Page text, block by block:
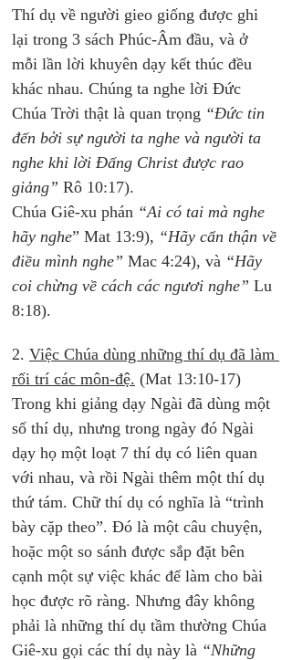
Thí dụ về người gieo giống được ghi
lại trong 3 sách Phúc-Âm đầu, và ở
mỗi lần lời khuyên dạy kết thúc đều
khác nhau. Chúng ta nghe lời Đức
Chúa Trời thật là quan trọng “Đức tin
đến bởi sự người ta nghe và người ta
nghe khi lời Đấng Christ được rao
giảng” Rô 10:17).
Chúa Giê-xu phán “Ai có tai mà nghe
hãy nghe” Mat 13:9), “Hãy cẩn thận về
điều mình nghe” Mac 4:24), và “Hãy
coi chừng về cách các ngươi nghe” Lu
8:18).
2. Việc Chúa dùng những thí dụ đã làm
rối trí các môn-đệ. (Mat 13:10-17)
Trong khi giảng dạy Ngài đã dùng một
số thí dụ, nhưng trong ngày đó Ngài
dạy họ một loạt 7 thí dụ có liên quan
với nhau, và rồi Ngài thêm một thí dụ
thứ tám. Chữ thí dụ có nghĩa là “trình
bày cặp theo”. Đó là một câu chuyện,
hoặc một so sánh được sắp đặt bên
cạnh một sự việc khác để làm cho bài
học được rõ ràng. Nhưng đây không
phải là những thí dụ tầm thường Chúa
Giê-xu gọi các thí dụ này là “Những